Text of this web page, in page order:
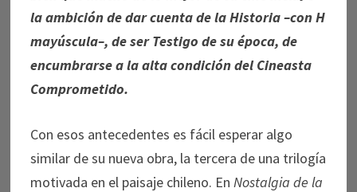
la ambición de dar cuenta de la Historia –con H
mayúscula–, de ser Testigo de su época, de
encumbrarse a la alta condición del Cineasta
Comprometido.
Con esos antecedentes es fácil esperar algo
similar de su nueva obra, la tercera de una trilogía
motivada en el paisaje chileno. En Nostalgia de la